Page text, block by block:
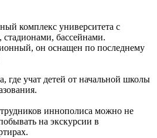
комплекс университета с
бассейнами.
он оснащен по последнему
где учат детей от начальной школы
иннополиса можно не
на экскурсии в